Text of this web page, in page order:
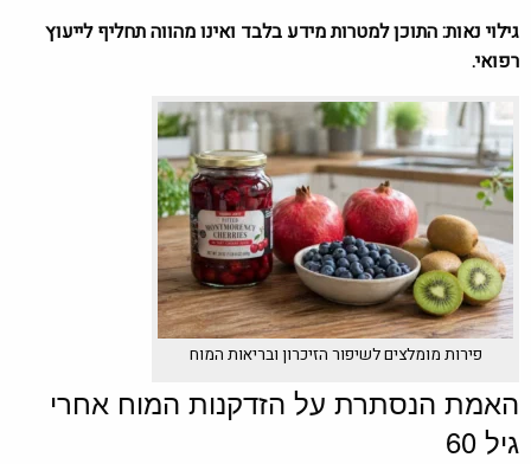
גילוי נאות: התוכן למטרות מידע בלבד ואינו מהווה תחליף לייעוץ
רפואי.
פירות מומלצים לשיפור הזיכרון ובריאות המוח
האמת הנסתרת על הזדקנות המוח אחרי
גיל 60